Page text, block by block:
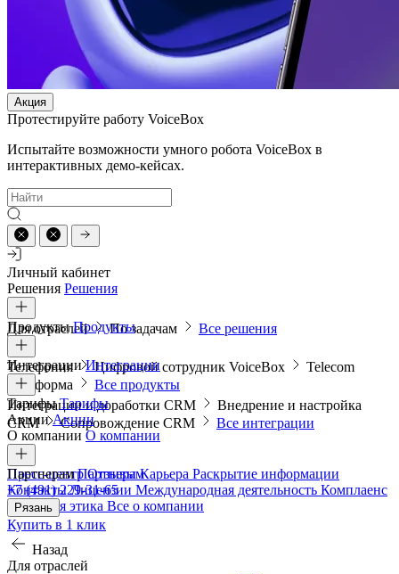
Акция
Протестируйте работу VoiceBox
Испытайте возможности умного робота VoiceBox в
интерактивных демо-кейсах.
Личный кабинет
Решения Решения
Для отраслей По задачам Все решения
ПродуктыПродукты
Телефония Цифровой сотрудник VoiceBox
Telecom
платформа
Все продукты
ИнтеграцииИнтеграции
Интеграции и доработки CRM
Внедрение и настройка
CRM
Сопровождение CRM Все интеграции
ТарифыТарифы
АкцииАкции
О компании О компании
Пресс-центрОтзывыКарьера Раскрытие информации
КонтактыЛицензии Международная деятельность Комплаенс
и деловая этика Все о компании
ПартнерамПартнерам
+7 (491) 229-31-65
Рязань
Купить в 1 клик
Назад
Для отраслей